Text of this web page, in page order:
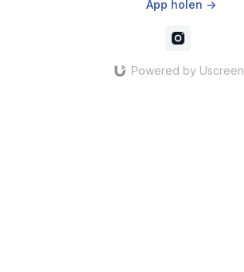
App holen ->
Powered by Uscreen